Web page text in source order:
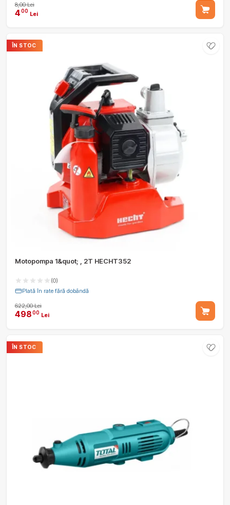
8,00 Lei
400 Lei
ÎN STOC
Motopompa 1&quot; , 2T HECHT352
(0)
Plată în rate fără dobândă
622,00 Lei
49800 Lei
ÎN STOC